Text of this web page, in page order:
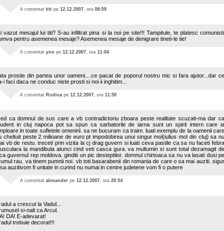
A comentat titi pe 12.12.2007, ora 08:59
vazut mesajul lui titi? S-au infiltrat pina si la noi pe site!!! Tampitule, te platesc comunistii
pentru asemenea mesaje? Asemenea mesaje de denigrare tineti-le tie!
A comentat yoo pe 12.12.2007, ora 11:04
prostie din partea unor oameni....ce pacat de poporul nostru mic si fara ajutor...dar ce
i faci daca ne conduc niste prosti si noi ii inghitim...
A comentat Rodica pe 12.12.2007, ora 11:50
ca domnul de sus care a vb contradictoriu zboara peste realitate scuzati-ma dar ca
in cluj napoca pot sa spun ca sarbatorile de iarna sunt un spirit intern care ia
in toate sufletele omenirii. sa ne bucuram ca traim. luati exemplu de la oamenii care
cheltuit peste 2 milioane de euro pt impodobirea unui singur mol(iulius mol din cluj) sa nu
vb de restu. treceti prin vizita la cj drag guvern si luati ceva pastile ca sa nu faceti febra
la mandibula atunci cind veti casca gura. va multumin si sunt total dezamagit de
guvernul rep moldova. ginditi un pic desteptilor. domnul chirtoaca sa nu va lasati dusi pe
rau. va tinem pumnii noi. vb toti basarabenii din romania de care o sa mai auziti. sigur
auzitivom fi unitate in curind nu numai in centre judetene vom fi o putere
A comentat alexander pe 12.12.2007, ora 20:54
a crescut la Vadul...
si-nalt ca Arcul.
DA! E-adevarat!
trebuie decorat!!!